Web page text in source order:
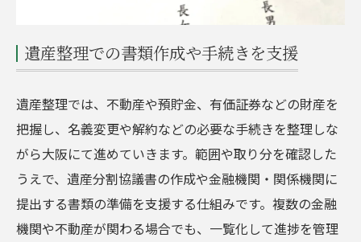
遺産整理での書類作成や手続きを支援
遺産整理では、不動産や預貯金、有価証券などの財産を
把握し、名義変更や解約などの必要な手続きを整理しな
がら大阪にて進めていきます。範囲や取り分を確認した
うえで、遺産分割協議書の作成や金融機関・関係機関に
提出する書類の準備を支援する仕組みです。複数の金融
機関や不動産が関わる場合でも、一覧化して進捗を管理